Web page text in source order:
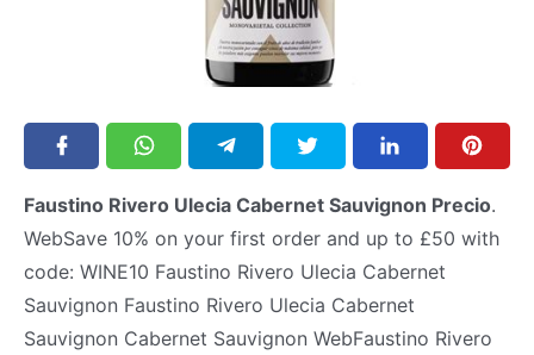
Faustino Rivero Ulecia Cabernet Sauvignon Precio.
WebSave 10% on your first order and up to £50 with
code: WINE10 Faustino Rivero Ulecia Cabernet
Sauvignon Faustino Rivero Ulecia Cabernet
Sauvignon Cabernet Sauvignon WebFaustino Rivero